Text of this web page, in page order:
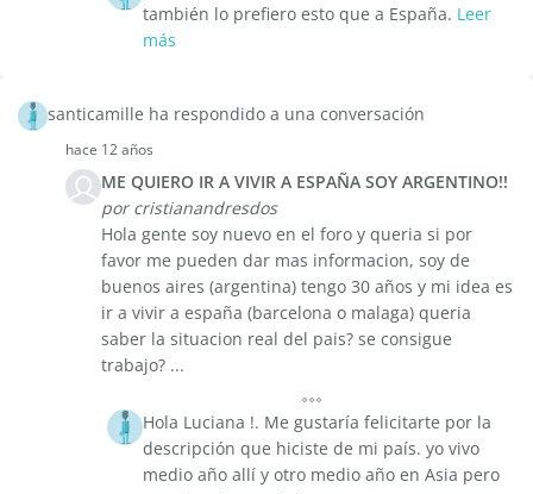
también lo prefiero esto que a España. Leer
más
santicamille ha respondido a una conversación
hace 12 años
ME QUIERO IR A VIVIR A ESPAÑA SOY ARGENTINO!!
por cristianandresdos
Hola gente soy nuevo en el foro y queria si por
favor me pueden dar mas informacion, soy de
buenos aires (argentina) tengo 30 años y mi idea es
ir a vivir a españa (barcelona o malaga) queria
saber la situacion real del pais? se consigue
trabajo? ...
Hola Luciana !. Me gustaría felicitarte por la
descripción que hiciste de mi país. yo vivo
medio año allí y otro medio año en Asia pero